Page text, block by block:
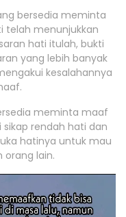
bersedia meminta
telah menunjukkan
hati itulah, bukti
yang lebih banyak
kesalahannya
meminta maaf
rendah hati dan
hatinya untuk mau
orang lain.